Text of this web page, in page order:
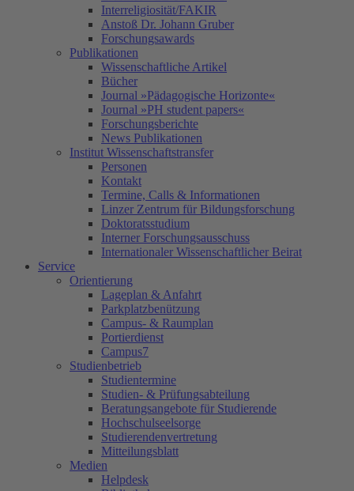
Interreligiosität/FAKIR
Anstoß Dr. Johann Gruber
Forschungsawards
Publikationen
Wissenschaftliche Artikel
Bücher
Journal »Pädagogische Horizonte«
Journal »PH student papers«
Forschungsberichte
News Publikationen
Institut Wissenschaftstransfer
Personen
Kontakt
Termine, Calls & Informationen
Linzer Zentrum für Bildungsforschung
Doktoratsstudium
Interner Forschungsausschuss
Internationaler Wissenschaftlicher Beirat
Service
Orientierung
Lageplan & Anfahrt
Parkplatzbenützung
Campus- & Raumplan
Portierdienst
Campus7
Studienbetrieb
Studientermine
Studien- & Prüfungsabteilung
Beratungsangebote für Studierende
Hochschulseelsorge
Studierendenvertretung
Mitteilungsblatt
Medien
Helpdesk